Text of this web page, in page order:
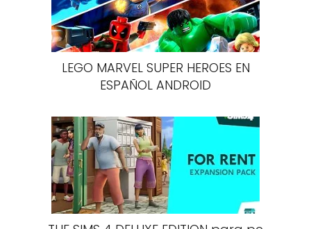
LEGO MARVEL SUPER HEROES EN
ESPAÑOL ANDROID